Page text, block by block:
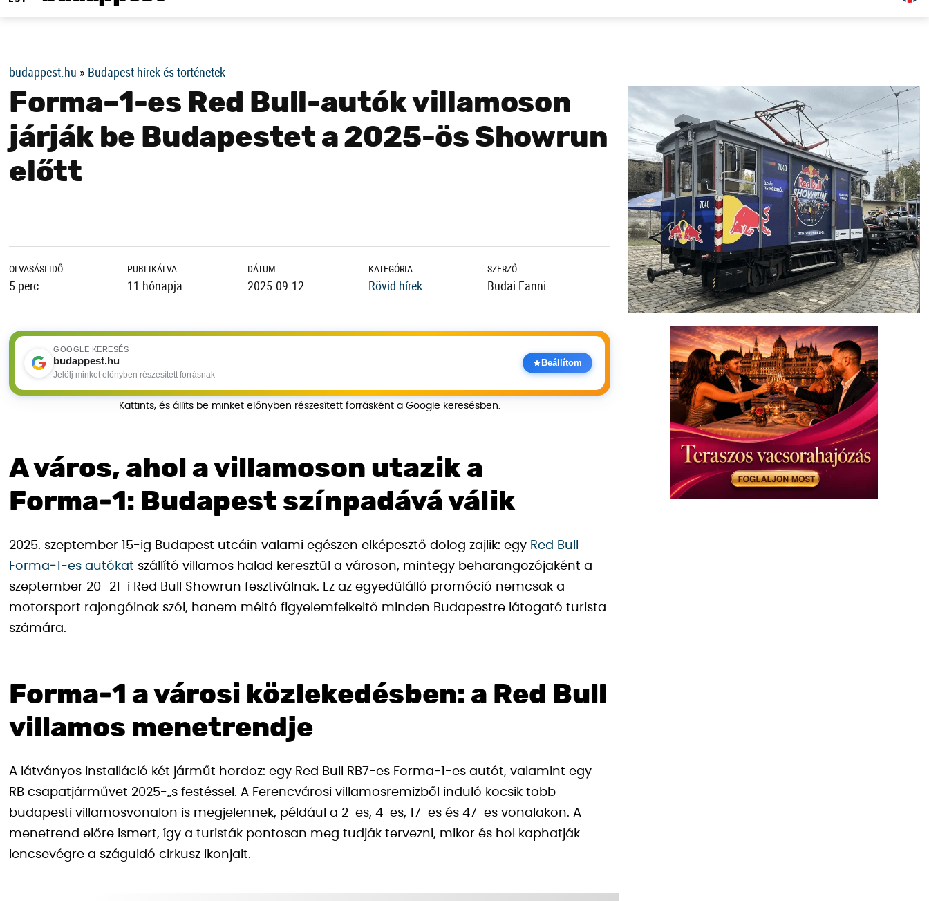
budappest.hu » Budapest hírek és történetek
Forma–1-es Red Bull-autók villamoson
járják be Budapestet a 2025-ös Showrun
előtt
OLVASÁSI IDŐ
5 perc
PUBLIKÁLVA
11 hónapja
DÁTUM
2025.09.12
KATEGÓRIA
Rövid hírek
SZERZŐ
Budai Fanni
GOOGLE KERESÉS
budappest.hu
Jelölj minket előnyben részesített forrásnak
Beállítom
Kattints, és állíts be minket előnyben részesített forrásként a Google keresésben.
A város, ahol a villamoson utazik a
Forma‑1: Budapest színpadává válik
2025. szeptember 15-ig Budapest utcáin valami egészen elképesztő dolog zajlik: egy Red Bull
Forma‑1-es autókat szállító villamos halad keresztül a városon, mintegy beharangozójaként a
szeptember 20–21-i Red Bull Showrun fesztiválnak. Ez az egyedülálló promóció nemcsak a
motorsport rajongóinak szól, hanem méltó figyelemfelkeltő minden Budapestre látogató turista
számára.
Forma‑1 a városi közlekedésben: a Red Bull
villamos menetrendje
A látványos installáció két járműt hordoz: egy Red Bull RB7-es Forma‑1-es autót, valamint egy
RB csapatjárművet 2025-„s festéssel. A Ferencvárosi villamosremizből induló kocsik több
budapesti villamosvonalon is megjelennek, például a 2-es, 4-es, 17-es és 47-es vonalakon. A
menetrend előre ismert, így a turisták pontosan meg tudják tervezni, mikor és hol kaphatják
lencsevégre a száguldó cirkusz ikonjait.